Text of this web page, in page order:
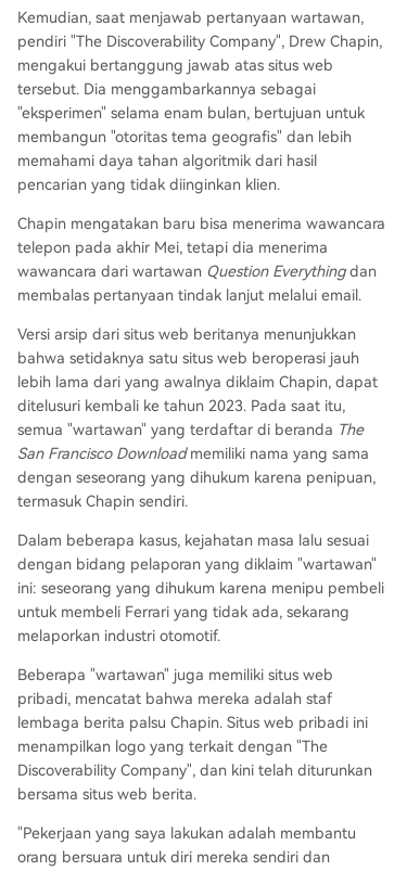
Kemudian, saat menjawab pertanyaan wartawan,
pendiri "The Discoverability Company", Drew Chapin,
mengakui bertanggung jawab atas situs web
tersebut. Dia menggambarkannya sebagai
"eksperimen" selama enam bulan, bertujuan untuk
membangun "otoritas tema geografis" dan lebih
memahami daya tahan algoritmik dari hasil
pencarian yang tidak diinginkan klien.
Chapin mengatakan baru bisa menerima wawancara
telepon pada akhir Mei, tetapi dia menerima
wawancara dari wartawan Question Everythingdan
membalas pertanyaan tindak lanjut melalui email.
Versi arsip dari situs web beritanya menunjukkan
bahwa setidaknya satu situs web beroperasi jauh
lebih lama dari yang awalnya diklaim Chapin, dapat
ditelusuri kembali ke tahun 2023. Pada saat itu,
semua "wartawan" yang terdaftar di beranda The
San Francisco Downloadmemiliki nama yang sama
dengan seseorang yang dihukum karena penipuan,
termasuk Chapin sendiri.
Dalam beberapa kasus, kejahatan masa lalu sesuai
dengan bidang pelaporan yang diklaim "wartawan"
ini: seseorang yang dihukum karena menipu pembeli
untuk membeli Ferrari yang tidak ada, sekarang
melaporkan industri otomotif.
Beberapa "wartawan" juga memiliki situs web
pribadi, mencatat bahwa mereka adalah staf
lembaga berita palsu Chapin. Situs web pribadi ini
menampilkan logo yang terkait dengan "The
Discoverability Company", dan kini telah diturunkan
bersama situs web berita.
"Pekerjaan yang saya lakukan adalah membantu
orang bersuara untuk diri mereka sendiri dan